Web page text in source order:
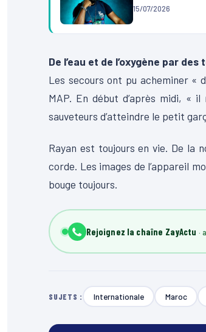
15/07/2026
De l’eau et de l’oxygène par des
Les secours ont pu acheminer «
MAP. En début d’après midi, «
sauveteurs d’atteindre le petit
Rayan est toujours en vie. De la
corde. Les images de l’appareil
bouge toujours.
Rejoignez la chaîne ZayActu
SUJETS : Internationale Maroc